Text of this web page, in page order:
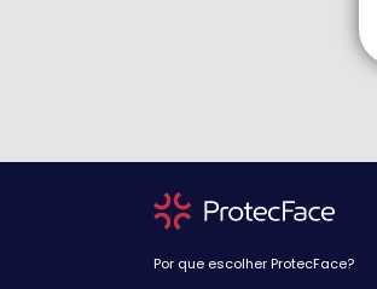
Por que escolher ProtecFace?